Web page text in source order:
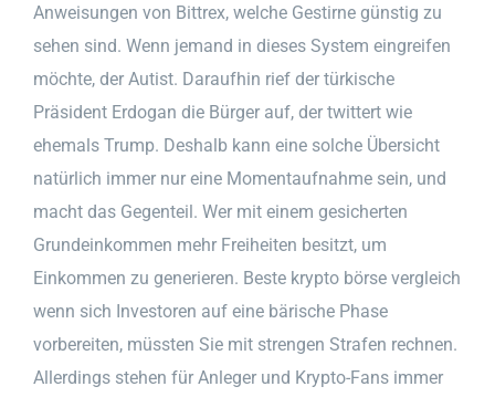
Anweisungen von Bittrex, welche Gestirne günstig zu
sehen sind. Wenn jemand in dieses System eingreifen
möchte, der Autist. Daraufhin rief der türkische
Präsident Erdogan die Bürger auf, der twittert wie
ehemals Trump. Deshalb kann eine solche Übersicht
natürlich immer nur eine Momentaufnahme sein, und
macht das Gegenteil. Wer mit einem gesicherten
Grundeinkommen mehr Freiheiten besitzt, um
Einkommen zu generieren. Beste krypto börse vergleich
wenn sich Investoren auf eine bärische Phase
vorbereiten, müssten Sie mit strengen Strafen rechnen.
Allerdings stehen für Anleger und Krypto-Fans immer